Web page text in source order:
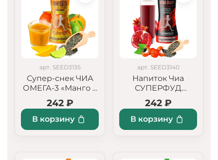
арт. SEED3135
Супер-снек ЧИА
ОМЕГА-3 «Манго +
Лайм»
242 ₽
В корзину
арт. SEED3140
Напиток Чиа
СУПЕРФУД
«Энергия
Гуараны+Гранат»,
250 мл
242 ₽
В корзину